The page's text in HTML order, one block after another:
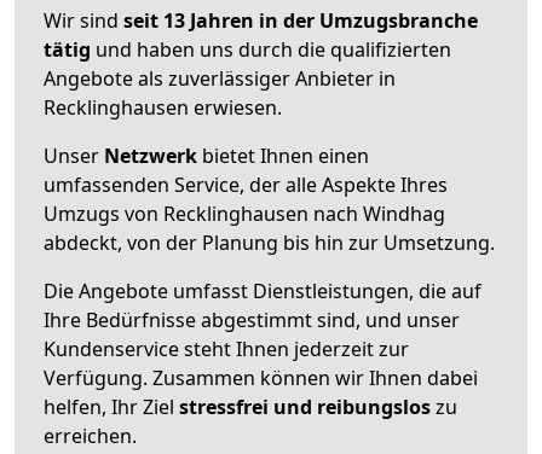
Wir sind seit 13 Jahren in der Umzugsbranche
tätig und haben uns durch die qualifizierten
Angebote als zuverlässiger Anbieter in
Recklinghausen erwiesen.
Unser Netzwerk bietet Ihnen einen
umfassenden Service, der alle Aspekte Ihres
Umzugs von Recklinghausen nach Windhag
abdeckt, von der Planung bis hin zur Umsetzung.
Die Angebote umfasst Dienstleistungen, die auf
Ihre Bedürfnisse abgestimmt sind, und unser
Kundenservice steht Ihnen jederzeit zur
Verfügung. Zusammen können wir Ihnen dabei
helfen, Ihr Ziel stressfrei und reibungsloszu
erreichen.